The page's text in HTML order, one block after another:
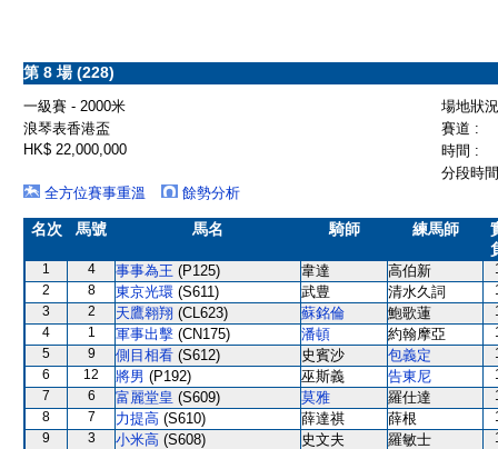
第 8 場 (228)
一級賽 - 2000米
場地狀
浪琴表香港盃
賽道 :
HK$ 22,000,000
時間 :
分段時
全方位賽事重溫
餘勢分析
名次 馬號 馬名 騎師 練馬師
1 4 事事為王 (P125) 韋達 高伯新
2
8 東京光環 (S611) 武豊 清水久詞
3
2 天鷹翱翔 (CL623) 蘇銘倫 鮑歌蓮
4
1 軍事出擊 (CN175) 潘頓 約翰摩亞
5
9 側目相看 (S612) 史賓沙 包義定
6
12 將男 (P192) 巫斯義 告東尼
7
6 富麗堂皇 (S609) 莫雅 羅仕達
8
7 力提高 (S610) 薛達祺 薛根
9
3 小米高 (S608) 史文夫 羅敏士